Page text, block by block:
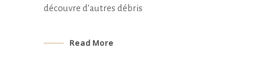
découvre d’autres débris
Read More